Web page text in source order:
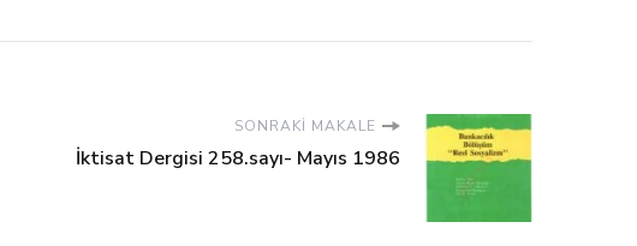
SONRAKI MAKALE
İktisat Dergisi 258.sayı- Mayıs 1986